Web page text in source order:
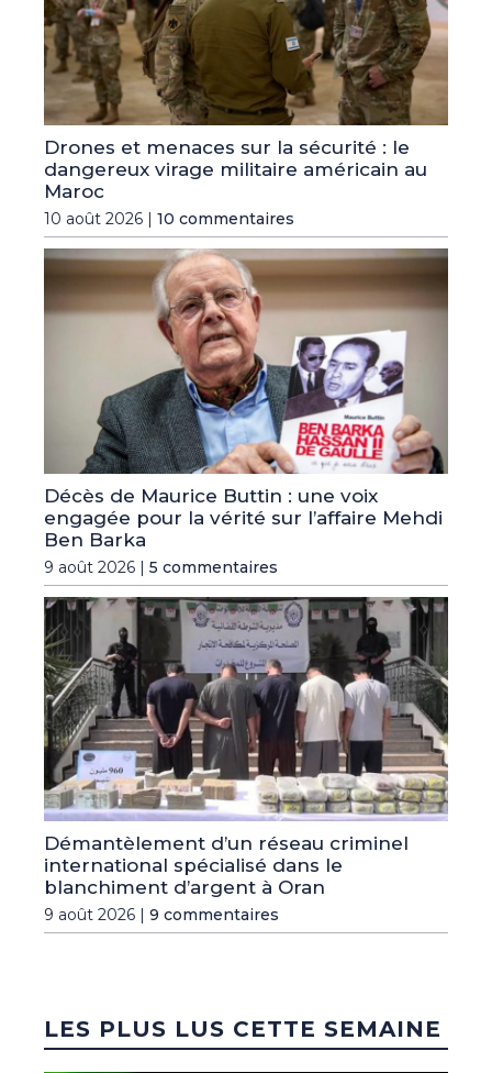
Drones et menaces sur la sécurité : le
dangereux virage militaire américain au
Maroc
10 août 2026 | 10 commentaires
Décès de Maurice Buttin : une voix
engagée pour la vérité sur l’affaire Mehdi
Ben Barka
9 août 2026 | 5 commentaires
Démantèlement d’un réseau criminel
international spécialisé dans le
blanchiment d’argent à Oran
9 août 2026 | 9 commentaires
LES PLUS LUS CETTE SEMAINE